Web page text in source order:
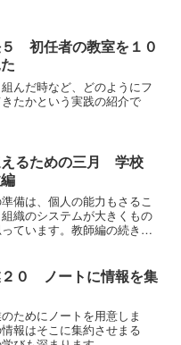
初任者の教室を１０
んだ時など、どのようにフ
たかという実践の紹介で
えるための三月 学校
備は、個人の能力もさるこ
織のシステムが大きくもの
ています。教師編の続きで
０ ノートに情報を集
ためにノートを用意しま
報はそこに集約させまる